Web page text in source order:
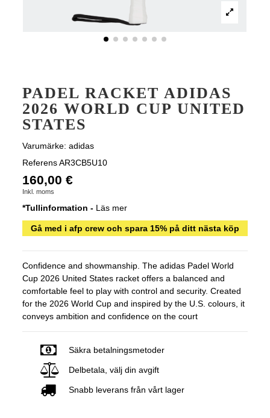
PADEL RACKET ADIDAS
2026 WORLD CUP UNITED
STATES
Varumärke: adidas
Referens AR3CB5U10
160,00 €
Inkl. moms
*Tullinformation - Läs mer
Gå med i afp crew och spara 15% på ditt nästa köp
Confidence and showmanship. The adidas Padel World
Cup 2026 United States racket offers a balanced and
comfortable feel to play with control and security. Created
for the 2026 World Cup and inspired by the U.S. colours, it
conveys ambition and confidence on the court
Säkra betalningsmetoder
Delbetala, välj din avgift
Snabb leverans från vårt lager